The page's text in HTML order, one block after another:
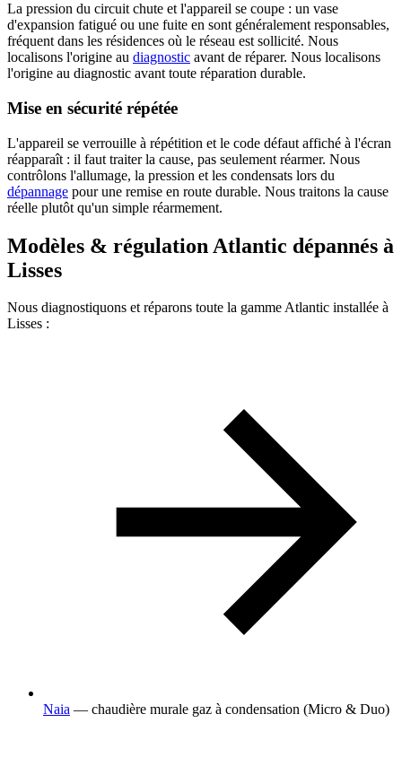
La pression du circuit chute et l'appareil se coupe : un vase
d'expansion fatigué ou une fuite en sont généralement responsables,
fréquent dans les résidences où le réseau est sollicité. Nous
localisons l'origine au diagnostic avant de réparer. Nous localisons
l'origine au diagnostic avant toute réparation durable.
Mise en sécurité répétée
L'appareil se verrouille à répétition et le code défaut affiché à l'écran
réapparaît : il faut traiter la cause, pas seulement réarmer. Nous
contrôlons l'allumage, la pression et les condensats lors du
dépannage pour une remise en route durable. Nous traitons la cause
réelle plutôt qu'un simple réarmement.
Modèles & régulation Atlantic dépannés à
Lisses
Nous diagnostiquons et réparons toute la gamme Atlantic installée à
Lisses :
Naia — chaudière murale gaz à condensation (Micro & Duo)